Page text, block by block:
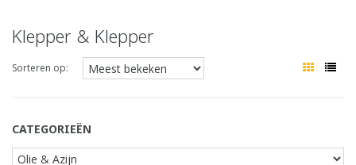
Klepper & Klepper
Sorteren op:
CATEGORIEËN